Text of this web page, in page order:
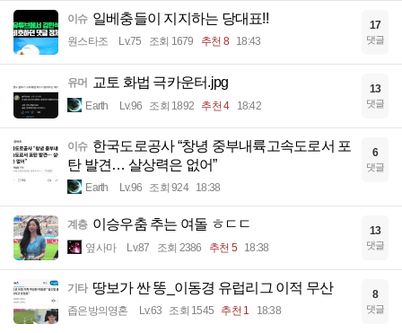
이슈 일베충들이 지지하는 당대표!!
원스타조 Lv.75 조회 1679 추천 8 18:43
17
댓글
유머 교토 화법 극카운터.jpg
Earth Lv.96 조회 1892 추천 4 18:42
13
댓글
이슈 한국도로공사 “창녕 중부내륙고속도로서 포
탄 발견… 살상력은 없어”
Earth Lv.96 조회 924 18:38
6
댓글
계층 이승우춤 추는 여돌 ㅎㄷㄷ
옆사마 Lv.87 조회 2386 추천 5 18:38
13
댓글
기타 땅보가 싼 똥_이동경 유럽리그 이적 무산
좁은방의영혼 Lv.63 조회 1545 추천 1 18:38
8
댓글